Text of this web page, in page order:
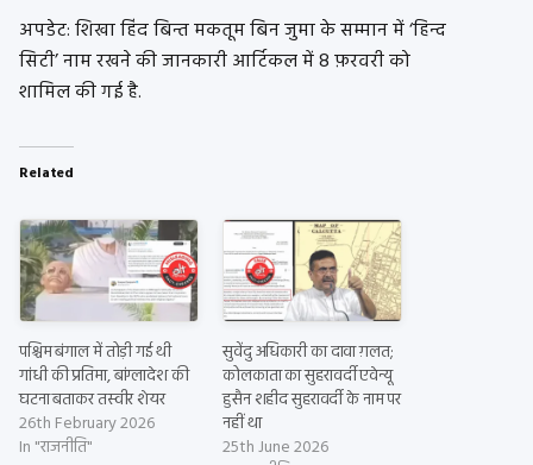
अपडेट:शिखा हिंद बिन्त मकतूम बिन जुमा के सम्मान में ‘हिन्द
सिटी’ नाम रखने की जानकारी आर्टिकल में 8 फ़रवरी को
शामिल की गई है.
Related
पश्चिम बंगाल में तोड़ी गई थी
गांधी की प्रतिमा, बांग्लादेश की
घटना बताकर तस्वीर शेयर
26th February 2026
In "राजनीति"
सुवेंदु अधिकारी का दावा ग़लत;
कोलकाता का सुहरावर्दी एवेन्यू
हुसैन शहीद सुहरावर्दी के नाम पर
नहीं था
25th June 2026